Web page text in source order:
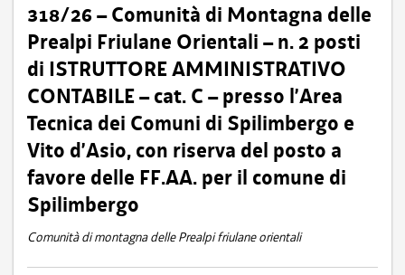
318/26 – Comunità di Montagna delle
Prealpi Friulane Orientali – n. 2 posti
di ISTRUTTORE AMMINISTRATIVO
CONTABILE – cat. C – presso l’Area
Tecnica dei Comuni di Spilimbergo e
Vito d’Asio, con riserva del posto a
favore delle FF.AA. per il comune di
Spilimbergo
Comunità di montagna delle Prealpi friulane orientali